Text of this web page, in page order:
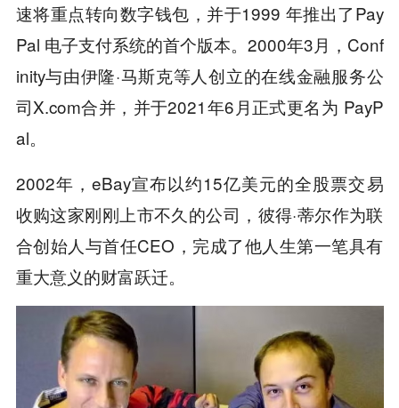
速将重点转向数字钱包，并于1999 年推出了Pay
Pal 电子支付系统的首个版本。2000年3月，Conf
inity与由伊隆·马斯克等人创立的在线金融服务公
司X.com合并，并于2021年6月正式更名为 PayP
al。
2002年，eBay宣布以约15亿美元的全股票交易
收购这家刚刚上市不久的公司，彼得·蒂尔作为联
合创始人与首任CEO，完成了他人生第一笔具有
重大意义的财富跃迁。